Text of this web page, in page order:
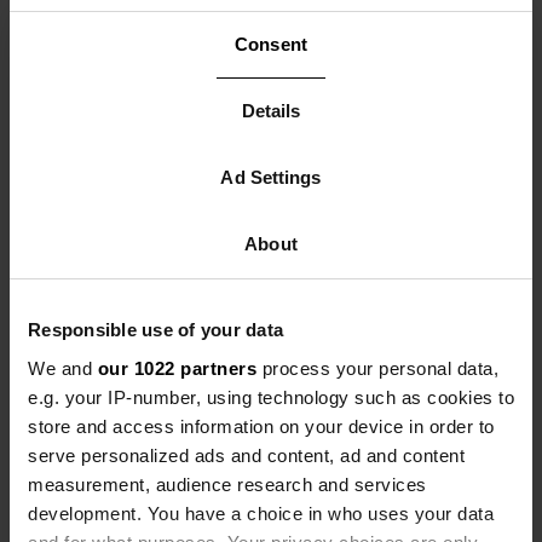
Consent
Details
Ad Settings
About
Responsible use of your data
We and our 1022 partners process your personal data,
e.g. your IP-number, using technology such as cookies to
store and access information on your device in order to
serve personalized ads and content, ad and content
measurement, audience research and services
development. You have a choice in who uses your data
ankündigen, kann eine große Reichweite erzielen.
Vergessen Sie auch nicht Ihre Newsletters: Eine E-Mail
an frühere Gäste mit einem exklusiven Angebot oder
Darüber hinaus kann die Zusammenarbeit mit lokalen
Pauschalangebot, bei dem Gäste auf Ihrem
oder eine Weinverkostung in einem Weingut genießen.
Möchten Sie noch sichtbarer sein?
Sichtbarkeitspaket auf Campercontactwird Ihr
Wohnmobilstellplatz für Wohnmobilisten, die nach
einem geeigneten Übernachtungsplatz suchen, besser
sichtbar.